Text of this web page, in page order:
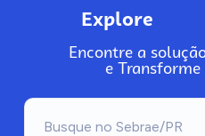
Explore
Encontre a
e